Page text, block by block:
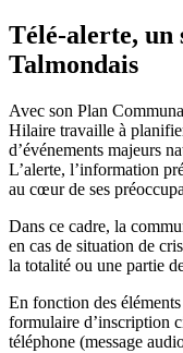
Télé-alerte, un
Talmondais
Avec son Plan
Hilaire travaille à
d’événements majeurs
L’alerte, l’information
au cœur de ses
Dans ce cadre, la
en cas de situation de
la totalité ou une partie
En fonction des
formulaire d’inscription
téléphone (message